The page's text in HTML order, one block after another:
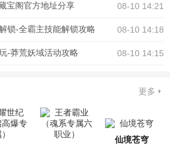
宝阁官方地址分享 08-10 14:21
锁-全霸主技能解锁攻略 08-10 14:18
-莽荒妖域活动攻略 08-10 14:15
更多
仙境苍穹